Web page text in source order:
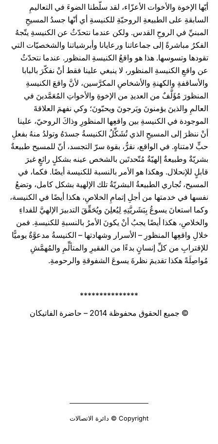
أيّها الإخوة والأخوات الأعزّاء، لقد سلّطنا الضوءَ في التعاليمِ
السابقةِ على الطبيعةِ الروحيّةِ للكنيسةِ أي أنّها جسدُ المسيحِ
المبنيِّ في الروحِ القدس. ولكن عندما نتحدّثُ عن الكنيسةِ يتّجهُ
الفكرُ مباشرةً إلى جماعاتنا ورعايانا وأبرشياتنا والشخصيّات التي
تقودها وتسوسها. هذا هو واقعُ الكنيسةِ المنظور. عندما نتحدّثُ
عن واقعِ الكنيسةِ المنظور، لا ينبغي علينا فقط أنْ نفكّرَ بالبابا
والأساقفةِ والكهنةِ والأشخاصِ المكرَّسين، لأنَّ واقعَ الكنيسةِ
المنظورَ مُؤَلَّفٌ من العديدِ من الإخوةِ والأخواتِ المُعَمَّدينَ في
العالمِ والذينَ يؤمنونَ ويَرجونَ ويحبّونَ؛ وكي نفهمَ العلاقةَ
الموجودة في الكنيسةِ بين واقعِها المنظورِ وذاكَ الروحيّ، علينا
أنْ ننظرَ إلى المسيحِ الذي تُشَكِّلُ الكنيسةُ جسدَهُ وتولدُ منهُ بفعلِ
حبٍّ لامتناهٍ. في الواقع، نقرُّ، بقوة سرّ التجسد، أنّ للمسيح طبيعةٌ
بشريّةٌ وطبيعةٌ إلهيّةٌ مُتّحدتَين بالشخص عينه بشكلٍ رائعٍ غيرَ
قابلٍ للإنحلال. وهكذا هو الأمر بالنسبة للكنيسة أيضًا. فكما، في
المسيح، تُجاري الطبيعةُ البشريّةُ تلك الإلهية بشكل كامل، وتضعُ
نفسها في خدمتها من أجلِ إتمامِ الخلاصِ، هكذا أيضًا في الكنيسة،
وكما استعانَ يسوعُ بِبَشَريَّتِهِ لِيُعلِنَ ويُحَقِّقَ التدبيرَ الإلهيَّ للفداءِ
والخلاصِ، هكذا أيضًا يجبُ أنْ يكونَ الأمرُ بالنسبةِ للكنيسةِ. فمن
خلالِ واقعِها المنظورِ – الأسرار وشهادتها – الكنيسةُ مدعوَّةٌ يوميًّا
للإقترابِ من كلِّ إنسانٍ بدءًا من الفقيرِ والمتألِّمِ والمُهمَّشِ
مُواصِلَةً هكذا تقديمَ نظرةَ يسوعَ الشفوقةِ والرحومةِ.
***************
© جميع الحقوق محفوظة 2014 – حاضرة الفاتيكان
Copyright © دائرة الاتصالات